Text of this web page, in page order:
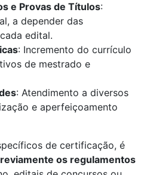
e Provas de Títulos:
a depender das
edital.
: Incremento do currículo
de mestrado e
: Atendimento a diversos
e aperfeiçoamento
de certificação, é
os regulamentos